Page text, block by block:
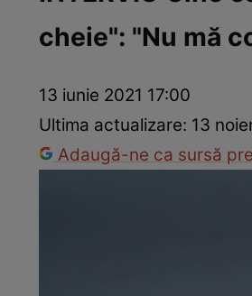
Vedete românești
cheie": "Nu mă
13 iunie 2021 17:00
Ultima actualizare: 13
Adaugă-ne ca sursă